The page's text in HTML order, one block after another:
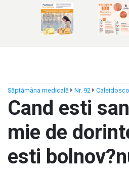
Săptămâna medicală Nr. 92
Cand esti
mie de
esti